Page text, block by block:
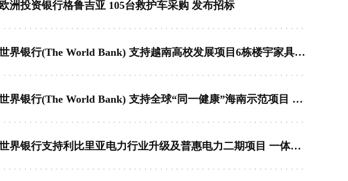
欧洲投资银行格鲁吉亚 105台救护车采购 发布招标
世界银行(The World Bank) 支持越南高校发展项目6栋楼宇家具采购
世界银行(The World Bank) 支持全球“同一健康”海南示范项目 农业农村局仪器设备采购-第13包 发布招标
世界银行支持利比里亚电力行业升级及普惠电力二期项目 一体化太阳能光伏路灯系统采购